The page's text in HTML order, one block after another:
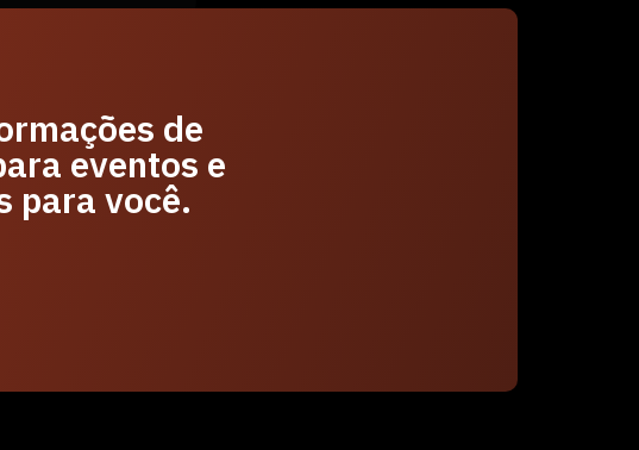
de
eventos e
para você.